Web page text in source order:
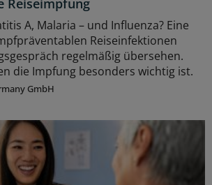
Reiseimpfung
A, Malaria – und Influenza? Eine
Reiseinfektionen
regelmäßig übersehen.
die Impfung besonders wichtig ist.
GmbH